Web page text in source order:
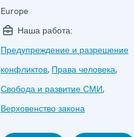
Europe
Наша работа:
Предупреждение и разрешение
конфликтов, Права человека,
Свобода и развитие СМИ,
Верховенство закона